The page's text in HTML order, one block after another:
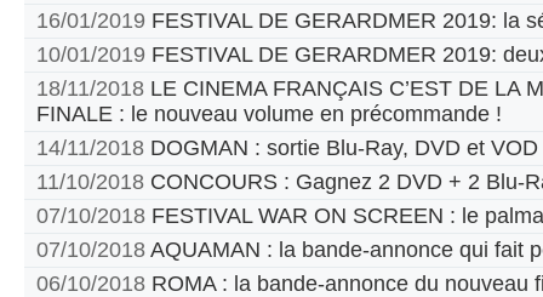
16/01/2019 FESTIVAL DE GERARDMER 2019: la
10/01/2019 FESTIVAL DE GERARDMER 2019:
18/11/2018 LE CINEMA FRANÇAIS C’EST DE LA
FINALE : le nouveau volume en précommande !
14/11/2018 DOGMAN : sortie Blu-Ray, DVD et VOD
11/10/2018 CONCOURS : Gagnez 2 DVD + 2 Blu-
07/10/2018 FESTIVAL WAR ON SCREEN : le
07/10/2018 AQUAMAN : la bande-annonce qui fait
06/10/2018 ROMA : la bande-annonce du nouveau